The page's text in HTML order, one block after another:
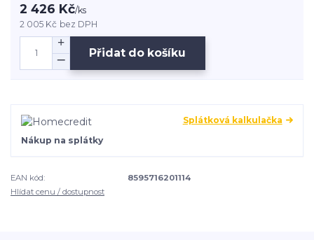
2 426 Kč/ks
2 005 Kč bez DPH
Přidat do košíku
Splátková kalkulačka
Nákup na splátky
EAN kód:
8595716201114
Hlídat cenu / dostupnost